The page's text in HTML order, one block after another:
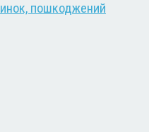
пошкоджений